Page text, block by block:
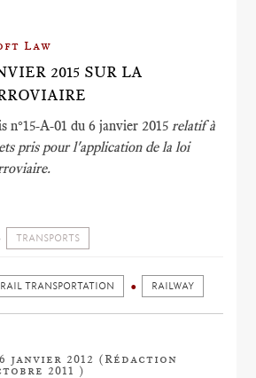
Law
2015 SUR LA
n°15-A-01 du 6 janvier 2015relatif à
pris pour l'application de la loi
TRANSPORTS
RAIL TRANSPORTATION RAILWAY
janvier 2012 (Rédaction
2011 )